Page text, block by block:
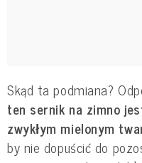
Skąd ta podmiana?
ten sernik na zimno
zwykłym mielonym
by nie dopuścić do